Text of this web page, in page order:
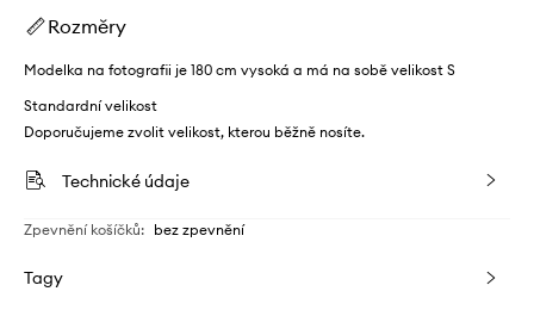
Rozměry
Modelka na fotografii je 180 cm vysoká a má na sobě velikost S
Standardní velikost
Doporučujeme zvolit velikost, kterou běžně nosíte.
Technické údaje
Zpevnění košíčků: bez zpevnění
Tagy